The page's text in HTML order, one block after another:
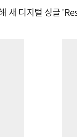
새 디지털 싱글